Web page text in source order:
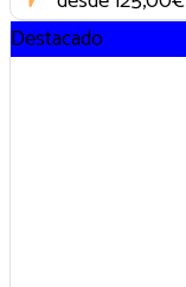
Destacado